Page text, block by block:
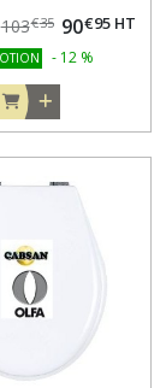
103€35 90€95 HT
- 12 %